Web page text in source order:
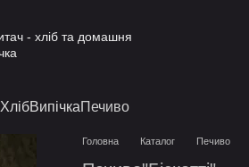
ХлібВипічкаПечиво
Головна Каталог Печиво